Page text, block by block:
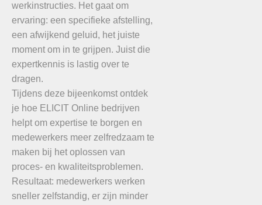
werkinstructies. Het gaat om
ervaring: een specifieke afstelling,
een afwijkend geluid, het juiste
moment om in te grijpen. Juist die
expertkennis is lastig over te
dragen.
Tijdens deze bijeenkomst ontdek
je hoe ELICIT Online bedrijven
helpt om expertise te borgen en
medewerkers meer zelfredzaam te
maken bij het oplossen van
proces- en kwaliteitsproblemen.
Resultaat: medewerkers werken
sneller zelfstandig, er zijn minder